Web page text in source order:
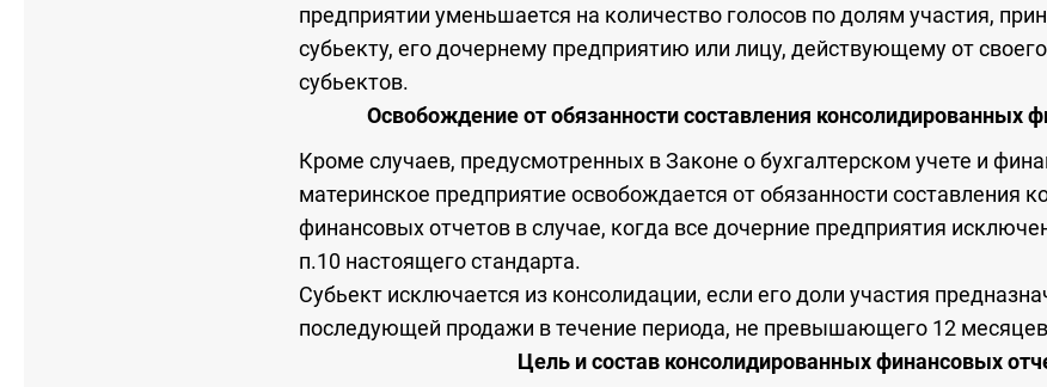
предприятии уменьшается на количество голосов по долям участия,
субьекту, его дочернему предприятию или лицу, действующему от
субьектов.
Освобождение от обязанности составления консолидированных
Кроме случаев, предусмотренных в Законе о бухгалтерском учете и
материнское предприятие освобождается от обязанности составления
финансовых отчетов в случае, когда все дочерние предприятия
п.10 настоящего стандарта.
Субьект исключается из консолидации, если его доли участия
последующей продажи в течение периода, не превышающего 12
Цель и состав консолидированных финансовых